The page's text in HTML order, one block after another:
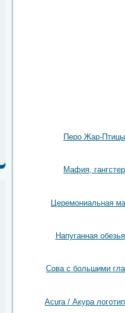
Перо Жар-Птицы
Мафия, гангстер
Церемониальная
Напуганная
Сова с большими
Acura / Акура